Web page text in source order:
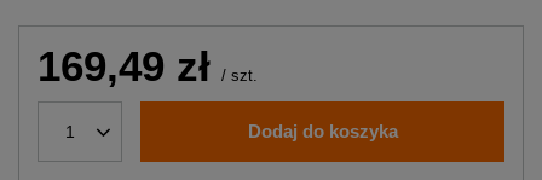
169,49 zł / szt.
1 Dodaj do koszyka